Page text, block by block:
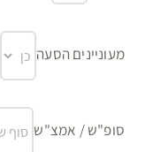
מעוניינים הסעה
סופ"ש / אמצ"ש